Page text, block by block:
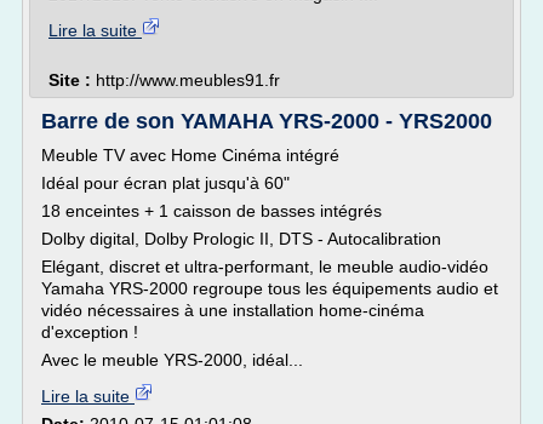
Lire la suite
Site : http://www.meubles91.fr
Barre de son YAMAHA YRS-2000 - YRS2000
Meuble TV avec Home Cinéma intégré
Idéal pour écran plat jusqu'à 60"
18 enceintes + 1 caisson de basses intégrés
Dolby digital, Dolby Prologic II, DTS - Autocalibration
Elégant, discret et ultra-performant, le meuble audio-vidéo
Yamaha YRS-2000 regroupe tous les équipements audio et
vidéo nécessaires à une installation home-cinéma
d'exception !
Avec le meuble YRS-2000, idéal...
Lire la suite